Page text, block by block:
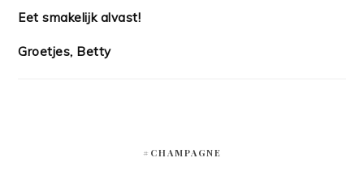
Eet smakelijk alvast!
Groetjes, Betty
#CHAMPAGNE